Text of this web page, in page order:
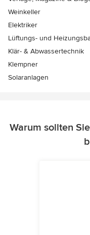
Weinkeller
Elektriker
Lüftungs- und
Klär- & Abwassertechnik
Klempner
Solaranlagen
Warum sollten